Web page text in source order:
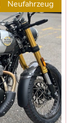
Neufahrzeug